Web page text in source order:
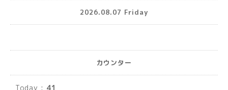
2026.08.07 Friday
カウンター
Today : 41